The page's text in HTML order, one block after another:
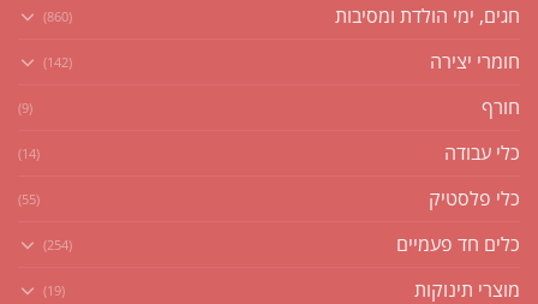
חגים, ימי הולדת ומסיבות (860)
חומרי יצירה (142)
חורף (9)
כלי עבודה (14)
כלי פלסטיק (55)
כלים חד פעמיים (254)
מוצרי תינוקות (19)